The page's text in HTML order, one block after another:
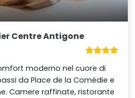
Centre Antigone
moderno nel cuore di
da Place de la Comédie e
Camere raffinate, ristorante